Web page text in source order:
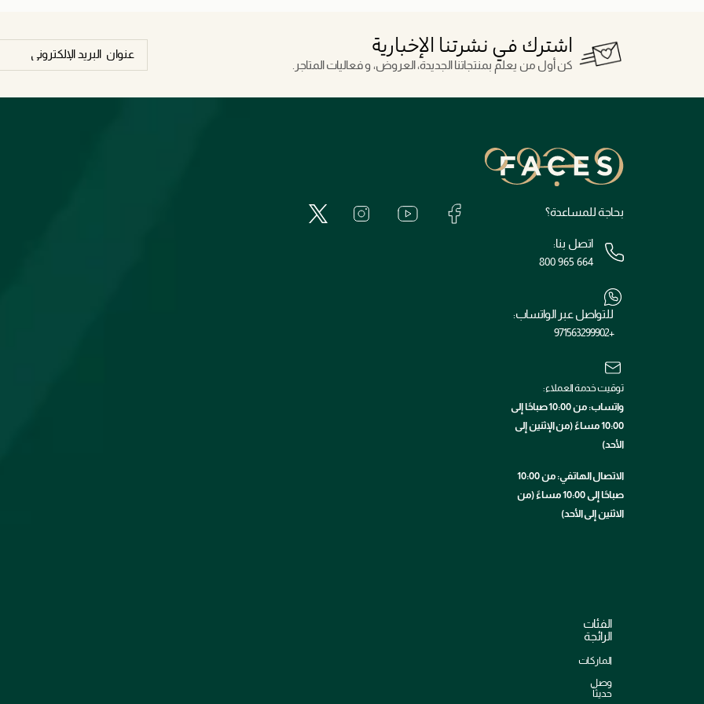
اشترك في نشرتنا الإخبارية
كن أول من يعلم بمنتجاتنا الجديدة، العروض، و فعاليات المتاجر.
بحاجة للمساعدة؟
اتصل بنا:
800 965 664
للتواصل عبر الواتساب:
+971563299902
توقيت خدمة العملاء:
واتساب: من 10:00 صباحًا إلى
10:00 مساءً (من الإثنين إلى
الأحد)
الاتصال الهاتفي: من 10:00
صباحًا إلى 10:00 مساءً (من
الاثنين إلى الأحد)
الفئات
الرائجة
الماركات
وصل
حديثاً